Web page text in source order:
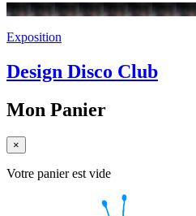
Exposition
Design Disco Club
Mon Panier
×
Votre panier est vide